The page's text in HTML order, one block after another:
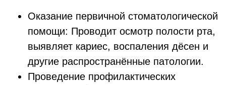
Оказание первичной стоматологической
помощи: Проводит осмотр полости рта,
выявляет кариес, воспаления дёсен и
другие распространённые патологии.
Проведение профилактических